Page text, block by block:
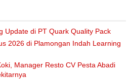
Update di PT Quark Quality Pack
2026 di Plamongan Indah Learning
Manager Resto CV Pesta Abadi